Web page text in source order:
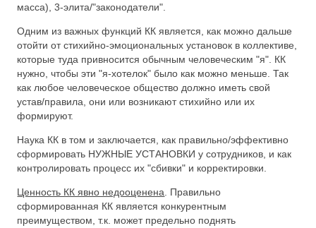
масса), 3-элита/"законодатели".
Одним из важных функций КК является, как можно дальше
отойти от стихийно-эмоциональных установок в коллективе,
которые туда привносится обычным человеческим "я". КК
нужно, чтобы эти "я-хотелок" было как можно меньше. Так
как любое человеческое общество должно иметь свой
устав/правила, они или возникают стихийно или их
формируют.
Наука КК в том и заключается, как правильно/эффективно
сформировать НУЖНЫЕ УСТАНОВКИ у сотрудников, и как
контролировать процесс их "сбивки" и корректировки.
Ценность КК явно недооценена . Правильно
сформированная КК является конкурентным
преимуществом, т.к. может предельно поднять